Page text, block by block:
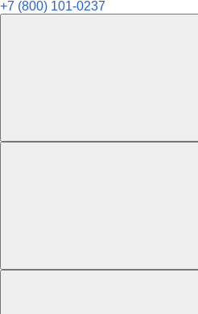
+7 (800) 101-0237